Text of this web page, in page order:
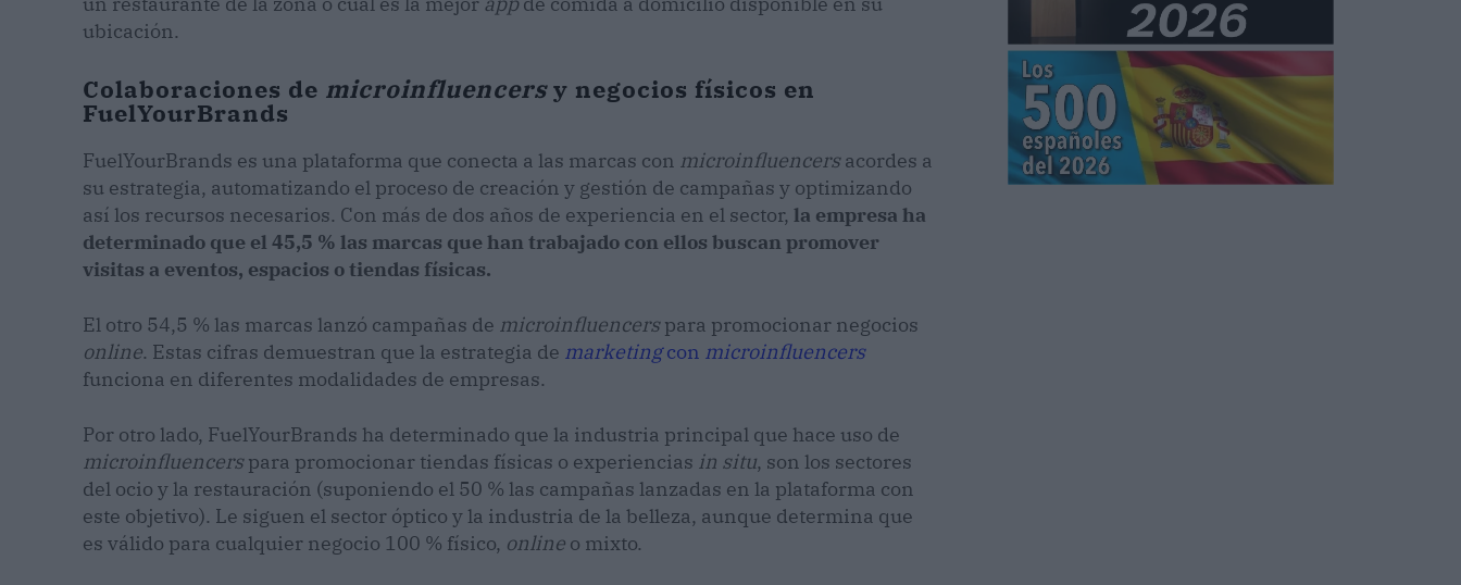
ubicación.
Colaboraciones de microinfluencersy negocios físicos en
FuelYourBrands
FuelYourBrands es una plataforma que conecta a las marcas con microinfluencersacordes a
su estrategia, automatizando el proceso de creación y gestión de campañas y optimizando
así los recursos necesarios. Con más de dos años de experiencia en el sector, la empresa ha
determinado que el 45,5 % las marcas que han trabajado con ellos buscan promover
visitas a eventos, espacios o tiendas físicas.
El otro 54,5 % las marcas lanzó campañas de microinfluencerspara promocionar negocios
online. Estas cifras demuestran que la estrategia de marketingcon microinfluencers
funciona en diferentes modalidades de empresas.
Por otro lado, FuelYourBrands ha determinado que la industria principal que hace uso de
microinfluencerspara promocionar tiendas físicas o experiencias in situ, son los sectores
del ocio y la restauración (suponiendo el 50 % las campañas lanzadas en la plataforma con
este objetivo). Le siguen el sector óptico y la industria de la belleza, aunque determina que
es válido para cualquier negocio 100 % físico, online o mixto.